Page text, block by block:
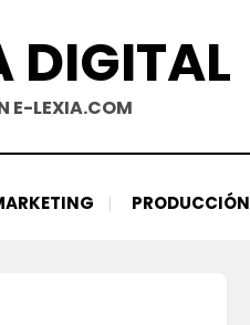
DIGITAL
E-LEXIA.COM
PRODUCCIÓN